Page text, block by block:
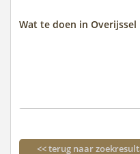
Wat te doen in Overijssel
<< terug naar